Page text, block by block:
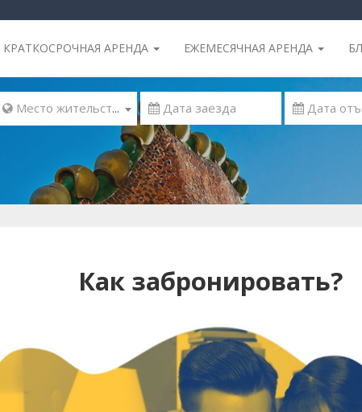
КРАТКОСРОЧНАЯ АРЕНДА ЕЖЕМЕСЯЧНАЯ АРЕНДА
Как забронировать?